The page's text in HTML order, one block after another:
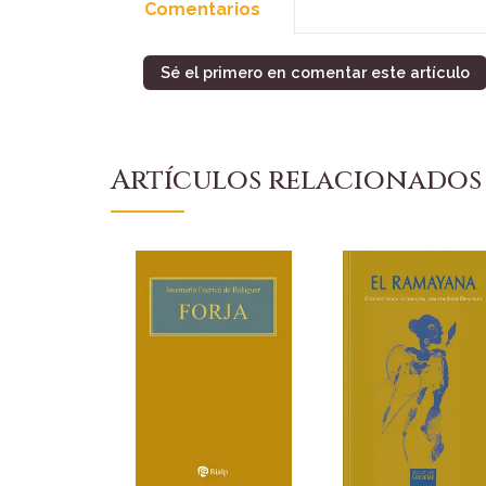
Comentarios
Sé el primero en comentar este artículo
Artículos relacionados